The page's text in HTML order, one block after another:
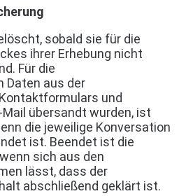
sobald sie für die
ihrer Erhebung nicht
Für die
Daten aus der
und
Mail übersandt wurden, ist
die jeweilige Konversation
ist. Beendet ist die
sich aus den
lässt, dass der
abschließend geklärt ist.